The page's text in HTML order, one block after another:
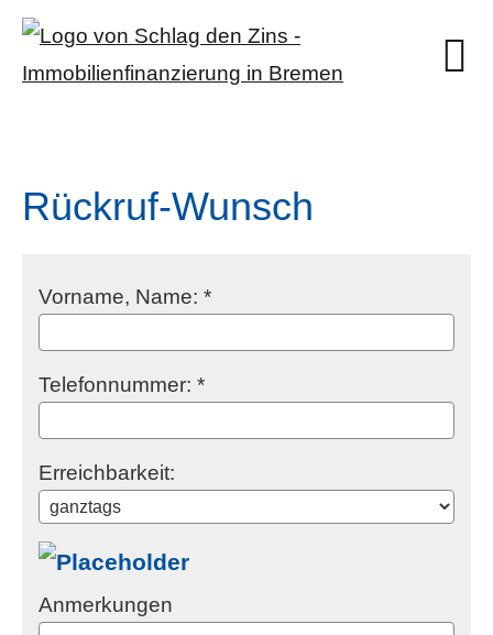
Rück­ruf-Wunsch
Vorname, Name: *
Telefonnummer: *
Erreichbarkeit:
Anmerkungen